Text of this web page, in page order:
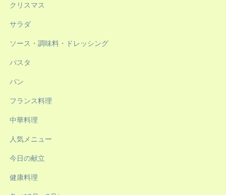
クリスマス
サラダ
ソース・調味料・ドレッシング
パスタ
パン
フランス料理
中華料理
人気メニュー
今日の献立
健康料理